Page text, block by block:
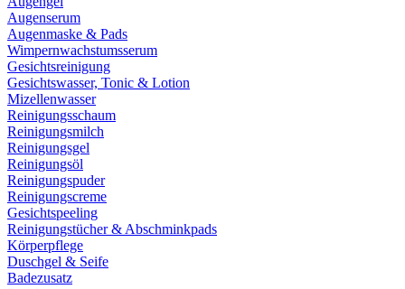
Augenserum
Augenmaske & Pads
Wimpernwachstumsserum
Gesichtsreinigung
Gesichtswasser, Tonic & Lotion
Mizellenwasser
Reinigungsschaum
Reinigungsmilch
Reinigungsgel
Reinigungsöl
Reinigungspuder
Reinigungscreme
Gesichtspeeling
Reinigungstücher & Abschminkpads
Körperpflege
Duschgel & Seife
Badezusatz